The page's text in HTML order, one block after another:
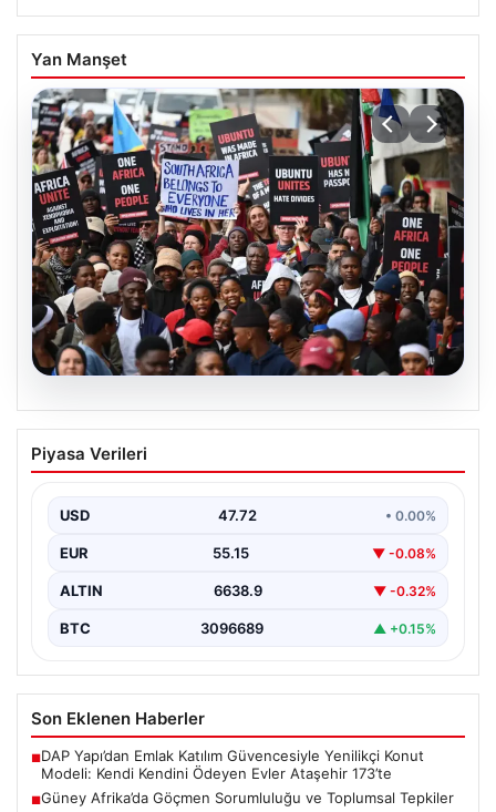
Yan Manşet
09.08.2026
Güney Afrika’da Göçmen Sorumluluğu
ve Toplumsal Tepkiler
şiddet olayları ve ayrımcılık vakalarıyla gündemde yer…
Piyasa Verileri
USD 47.72 • 0.00%
EUR 55.15 ▼ -0.08%
ALTIN 6638.9 ▼ -0.32%
BTC 3096689 ▲ +0.15%
Son Eklenen Haberler
■DAP Yapı’dan Emlak Katılım Güvencesiyle Yenilikçi Konut
Modeli: Kendi Kendini Ödeyen Evler Ataşehir 173’te
■Güney Afrika’da Göçmen Sorumluluğu ve Toplumsal Tepkiler